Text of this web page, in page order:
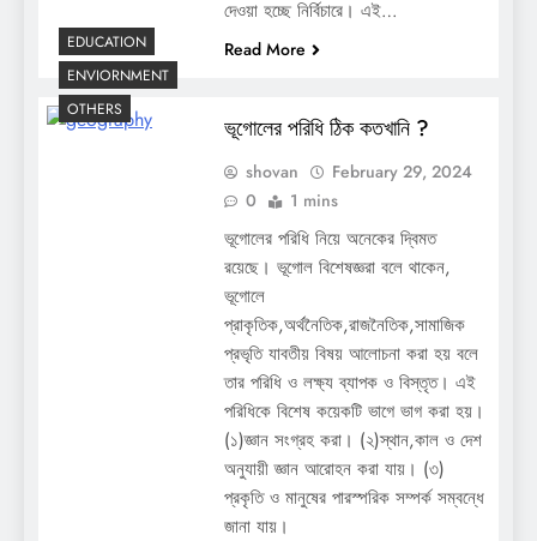
দেওয়া হচ্ছে নির্বিচারে। এই…
Read More
EDUCATION
ENVIORNMENT
OTHERS
ভূগোলের পরিধি ঠিক কতখানি ?
shovan
February 29, 2024
0
1 mins
ভূগোলের পরিধি নিয়ে অনেকের দ্বিমত
রয়েছে। ভূগোল বিশেষজ্ঞরা বলে থাকেন,
ভূগোলে
প্রাকৃতিক,অর্থনৈতিক,রাজনৈতিক,সামাজিক
প্রভৃতি যাবতীয় বিষয় আলোচনা করা হয় বলে
তার পরিধি ও লক্ষ্য ব্যাপক ও বিস্তৃত। এই
পরিধিকে বিশেষ কয়েকটি ভাগে ভাগ করা হয়।
(১)জ্ঞান সংগ্রহ করা। (২)স্থান,কাল ও দেশ
অনুযায়ী জ্ঞান আরোহন করা যায়। (৩)
প্রকৃতি ও মানুষের পারস্পরিক সম্পর্ক সম্বন্ধে
জানা যায়।